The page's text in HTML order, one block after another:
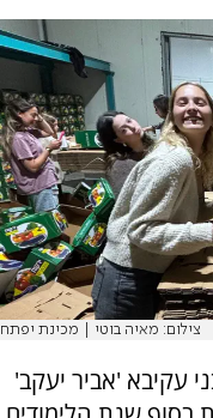
צילום: מאיה בוטי | מכינת יפתח
עקיבא 'אביר יעקב'